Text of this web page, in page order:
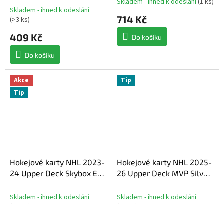
Skladem - ihned k odeslání
(>3 ks)
409 Kč
Do košíku
Průměrné
produktu
je
5,0
hvězdiček.
714 Kč
Do košíku
Akce
Tip
Hokejové karty NHL 2023-
24 Upper Deck Skybox E-X
Balíček
Skladem - ihned k odeslání
Tip
Hokejové karty NHL 2025-
26 Upper Deck MVP Silver
Balíček
Skladem - ihned k odeslání